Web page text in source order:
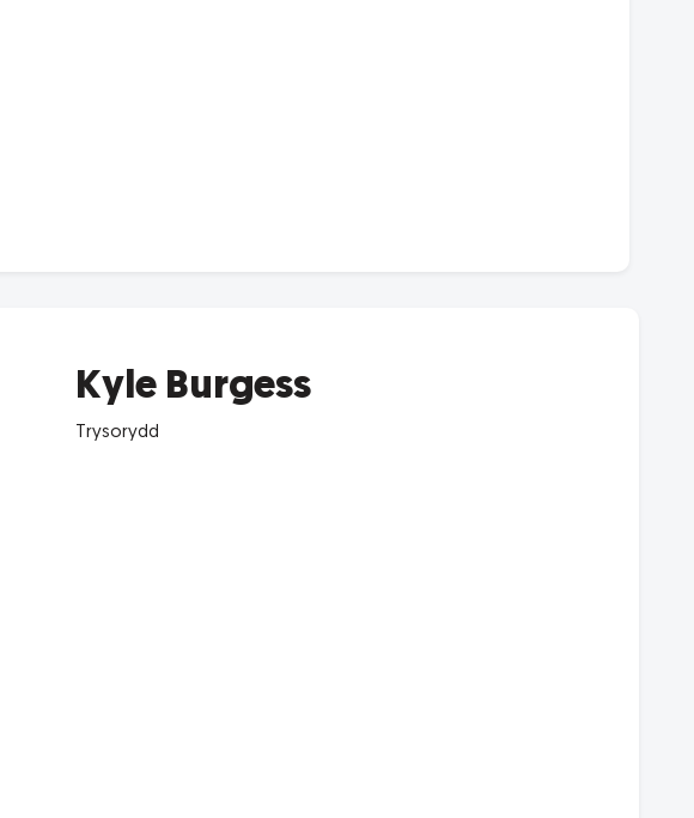
Kyle Burgess
Trysorydd